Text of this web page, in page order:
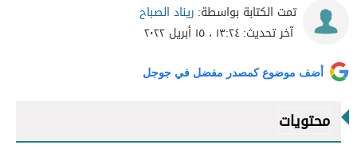
تمت الكتابة بواسطة: ريناد الصباح
آخر تحديث:١٣:٢٤ ، ١٥ أبريل ٢٠٢٢
أضف موضوع كمصدر مفضل في جوجل
محتويات